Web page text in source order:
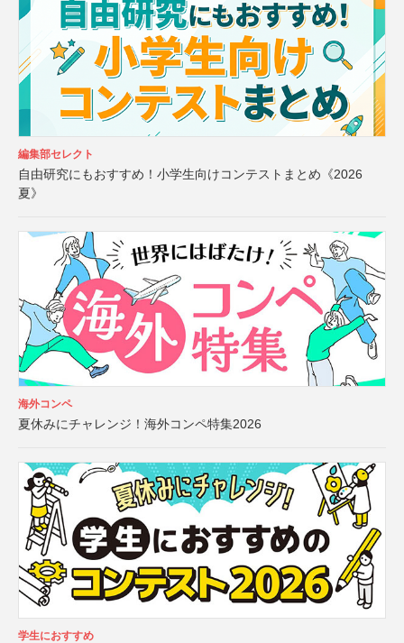
編集部セレクト
自由研究にもおすすめ！小学生向けコンテストまとめ《2026
夏》
海外コンペ
夏休みにチャレンジ！海外コンペ特集2026
学生におすすめ